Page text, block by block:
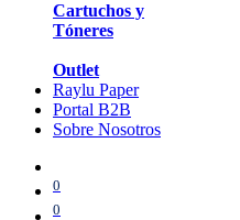
Cartuchos y
Tóneres
Outlet
Raylu Paper
Portal B2B
Sobre Nosotros
0
0